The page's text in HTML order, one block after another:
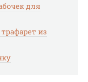
для
из